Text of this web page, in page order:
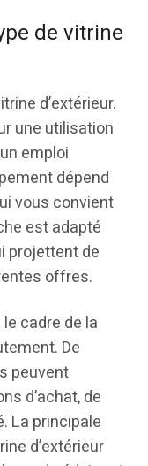
de vitrine
d’extérieur.
une utilisation
emploi
dépend
vous convient
est adapté
projettent de
offres.
cadre de la
De
peuvent
d’achat, de
La principale
d’extérieur